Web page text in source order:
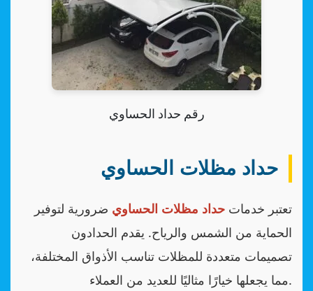
رقم حداد الحساوي
حداد مظلات الحساوي
تعتبر خدمات حداد مظلات الحساوي ضرورية لتوفير
الحماية من الشمس والرياح. يقدم الحدادون
تصميمات متعددة للمظلات تناسب الأذواق المختلفة،
مما يجعلها خيارًا مثاليًا للعديد من العملاء.